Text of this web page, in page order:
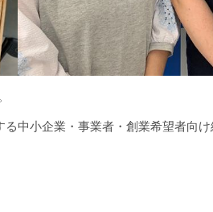
中小企業・事業者・創業希望者向け